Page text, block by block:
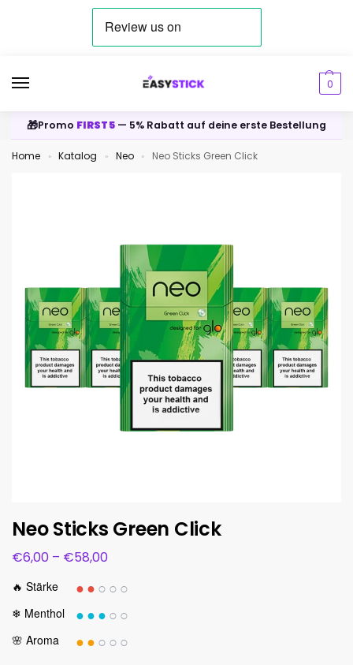
0
🎁Promo FIRST5 — 5% Rabatt auf deine erste Bestellung
Home » Katalog » Neo » Neo Sticks Green Click
Neo Sticks Green Click
€6,00 – €58,00
🔥 Stärke ●●○○○
❄ Menthol ●●●○○
🌸 Aroma ●●○○○